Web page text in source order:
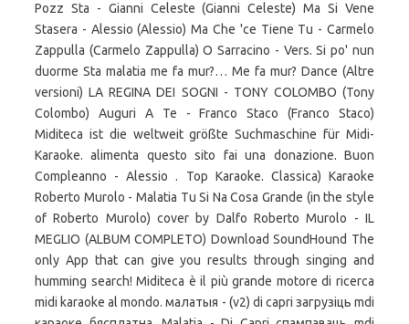
Pozz Sta - Gianni Celeste (Gianni Celeste) Ma Si Vene
Stasera - Alessio (Alessio) Ma Che 'ce Tiene Tu - Carmelo
Zappulla (Carmelo Zappulla) O Sarracino - Vers. Si po' nun
duorme Sta malatia me fa mur?… Me fa mur? Dance (Altre
versioni) LA REGINA DEI SOGNI - TONY COLOMBO (Tony
Colombo) Auguri A Te - Franco Staco (Franco Staco)
Miditeca ist die weltweit größte Suchmaschine für Midi-
Karaoke. alimenta questo sito fai una donazione. Buon
Compleanno - Alessio . Top Karaoke. Classica) Karaoke
Roberto Murolo - Malatia Tu Si Na Cosa Grande (in the style
of Roberto Murolo) cover by Dalfo Roberto Murolo - IL
MEGLIO (ALBUM COMPLETO) Download SoundHound The
only App that can give you results through singing and
humming search! Miditeca è il più grande motore di ricerca
midi karaoke al mondo. малатыя - (v2) di capri загрузіць mdi